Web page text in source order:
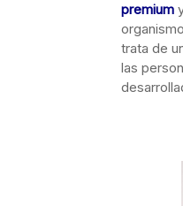
premium
trata de
las